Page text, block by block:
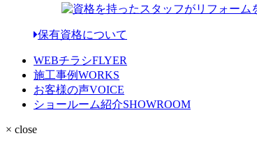
保有資格について
WEBチラシFLYER
施工事例WORKS
お客様の声VOICE
ショールーム紹介SHOWROOM
× close